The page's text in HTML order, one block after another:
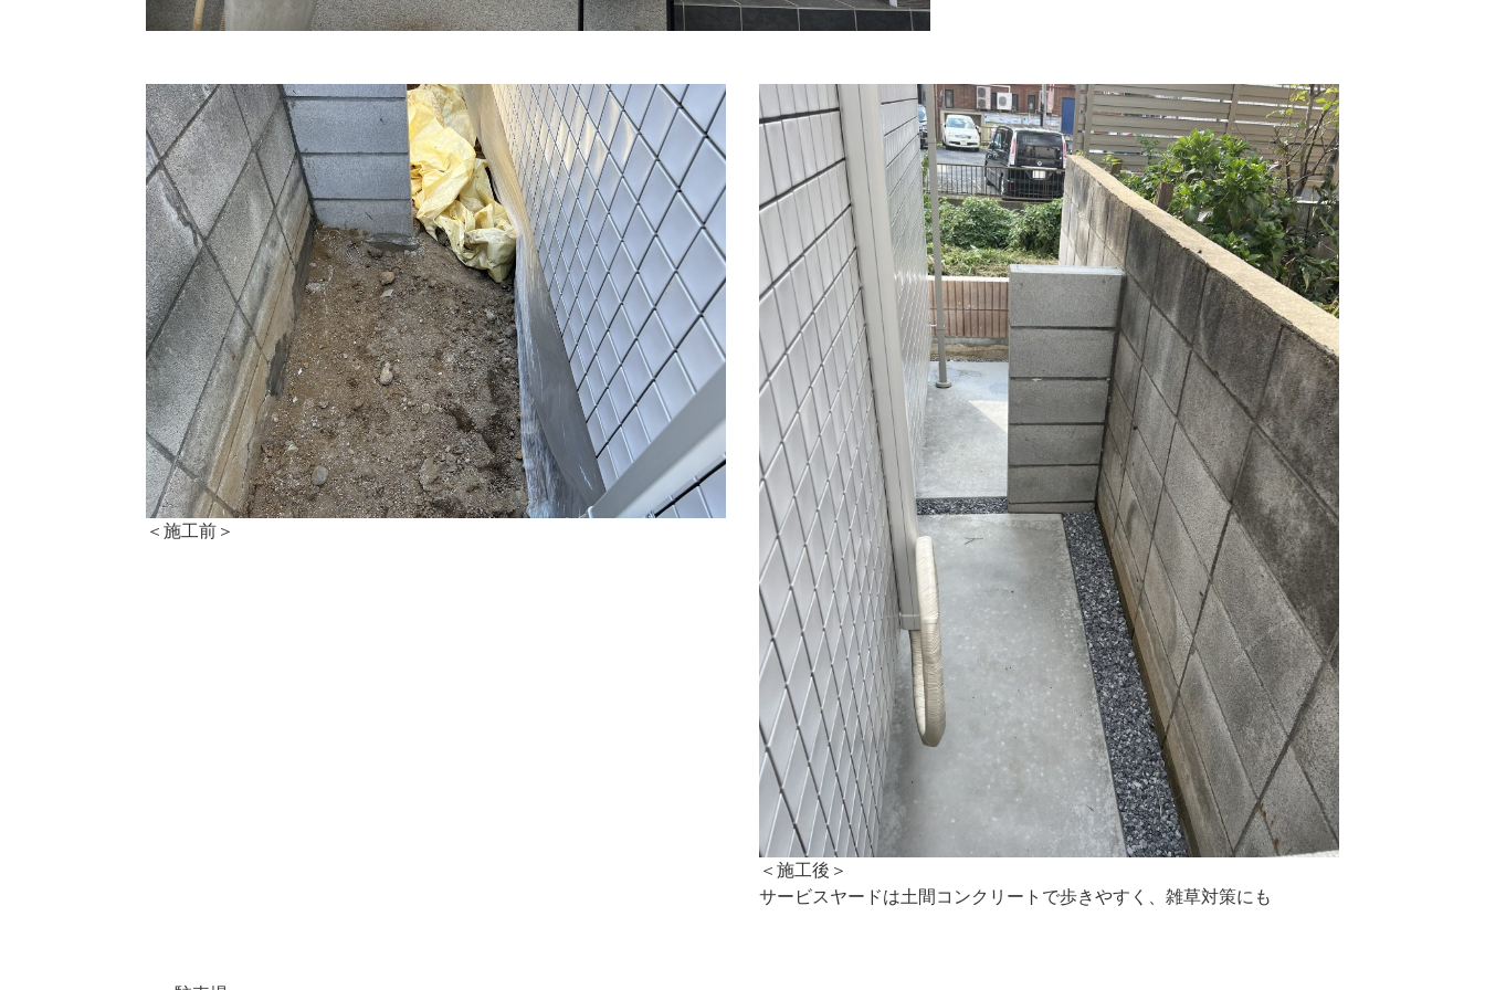
＜施工前＞
＜施工後＞
サービスヤードは土間コンクリートで歩きやすく、雑草対策にも